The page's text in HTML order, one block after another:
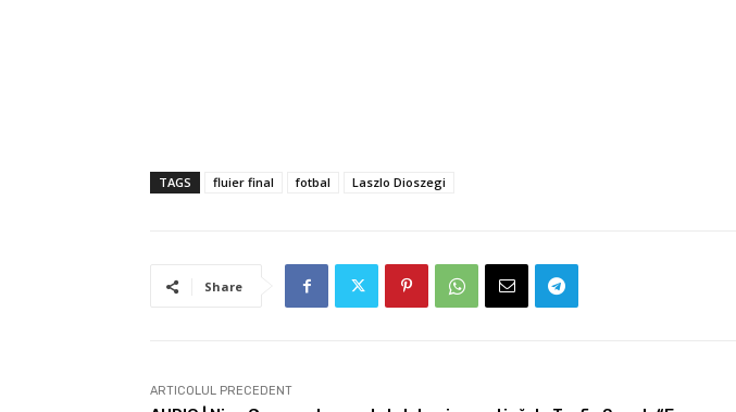
TAGS fluier final fotbal Laszlo Dioszegi
Share
ARTICOLUL PRECEDENT